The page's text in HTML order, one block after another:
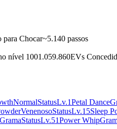
para Chocar~5.140 passos
nível 1001.059.860EVs
NormalStatusLv.1Petal Dance
VenenosoStatusLv.15Sleep
GramaStatusLv.51Power Whip